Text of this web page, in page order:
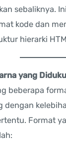
sebaliknya.
kode dan
hierarki
yang
beberapa
dengan
Format